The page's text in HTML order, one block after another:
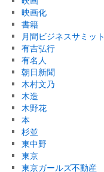
映画化
書籍
月間ビジネスサミット
有吉弘行
有名人
朝日新聞
木村文乃
木造
木野花
本
杉並
東中野
東京
東京ガールズ不動産